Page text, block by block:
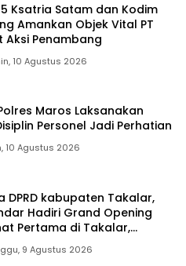
Ksatria Satam dan Kodim
Amankan Objek Vital PT
Aksi Penambang
10 Agustus 2026
Maros Laksanakan
Personel Jadi Perhatian
10 Agustus 2026
DPRD kabupaten Takalar,
Hadiri Grand Opening
Pertama di Takalar,
Gratis untuk Pasien
umum.
9 Agustus 2026